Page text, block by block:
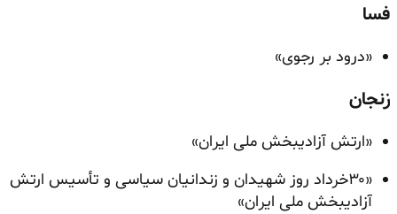
فسا
«درود بر رجوی»
زنجان
«ارتش آزادیبخش ملی ایران»
«۳۰خرداد روز شهیدان و زندانیان سیاسی و تأسیس ارتش
آزادیبخش ملی ایران»